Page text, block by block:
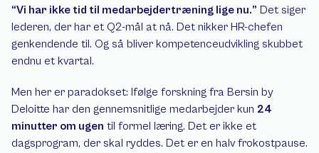
“Vi har ikke tid til medarbejdertræning lige nu.” Det siger
lederen, der har et Q2-mål at nå. Det nikker HR-chefen
genkendende til. Og så bliver kompetenceudvikling skubbet
endnu et kvartal.
Men her er paradokset: Ifølge forskning fra Bersin by
Deloitte har den gennemsnitlige medarbejder kun 24
minutter om ugen til formel læring. Det er ikke et
dagsprogram, der skal ryddes. Det er en halv frokostpause.